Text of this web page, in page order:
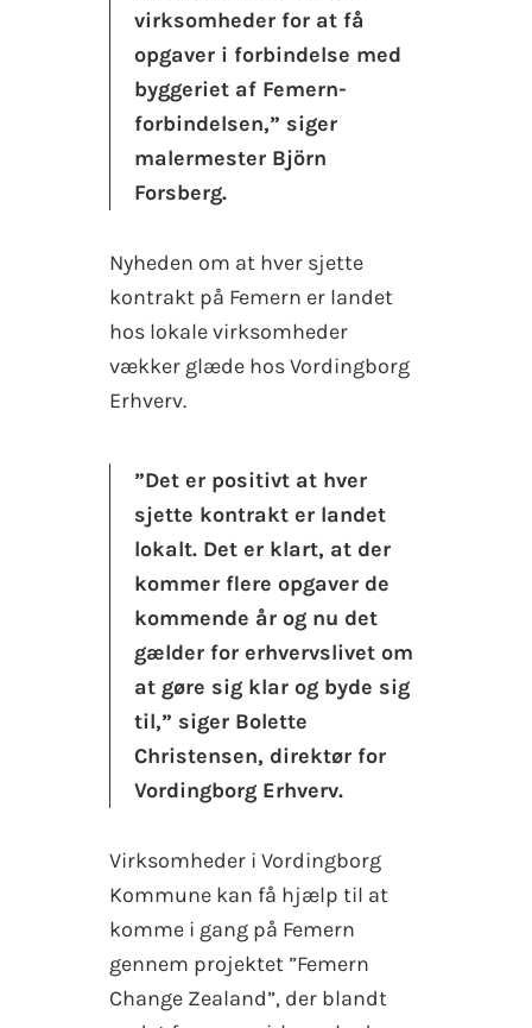
virksomheder for at få
opgaver i forbindelse med
byggeriet af Femern-
forbindelsen,” siger
malermester Björn
Forsberg.
Nyheden om at hver sjette
kontrakt på Femern er landet
hos lokale virksomheder
vækker glæde hos Vordingborg
Erhverv.
”Det er positivt at hver
sjette kontrakt er landet
lokalt. Det er klart, at der
kommer flere opgaver de
kommende år og nu det
gælder for erhvervslivet om
at gøre sig klar og byde sig
til,” siger Bolette
Christensen, direktør for
Vordingborg Erhverv.
Virksomheder i Vordingborg
Kommune kan få hjælp til at
komme i gang på Femern
gennem projektet ”Femern
Change Zealand”, der blandt